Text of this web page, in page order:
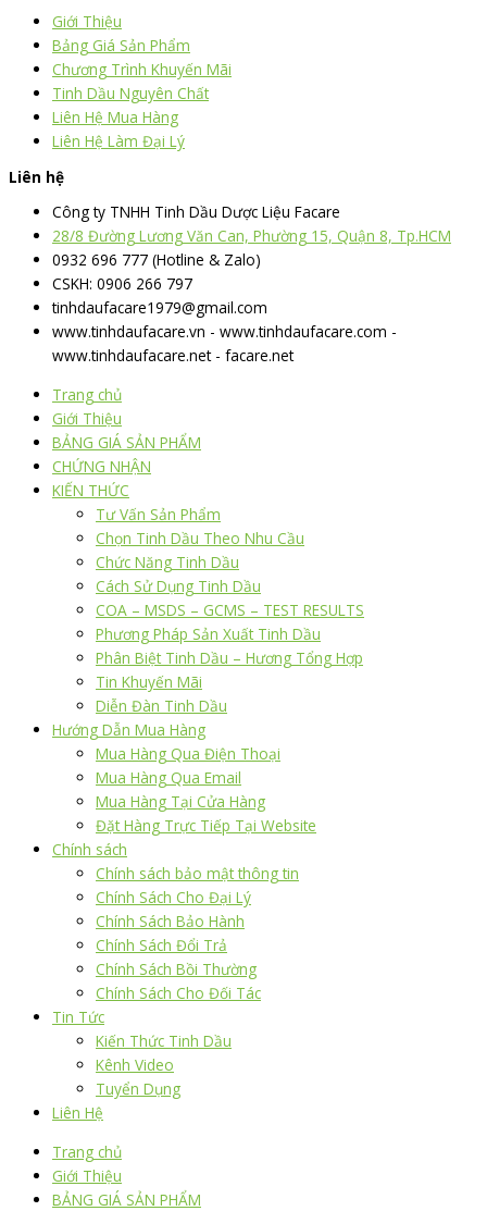
Giới Thiệu
Bảng Giá Sản Phẩm
Chương Trình Khuyến Mãi
Tinh Dầu Nguyên Chất
Liên Hệ Mua Hàng
Liên Hệ Làm Đại Lý
Liên hệ
Công ty TNHH Tinh Dầu Dược Liệu Facare
28/8 Đường Lương Văn Can, Phường 15, Quận 8, Tp.HCM
0932 696 777 (Hotline & Zalo)
CSKH: 0906 266 797
tinhdaufacare1979@gmail.com
www.tinhdaufacare.vn - www.tinhdaufacare.com -
www.tinhdaufacare.net - facare.net
Trang chủ
Giới Thiệu
BẢNG GIÁ SẢN PHẨM
CHỨNG NHẬN
KIẾN THỨC
Tư Vấn Sản Phẩm
Chọn Tinh Dầu Theo Nhu Cầu
Chức Năng Tinh Dầu
Cách Sử Dụng Tinh Dầu
COA – MSDS – GCMS – TEST RESULTS
Phương Pháp Sản Xuất Tinh Dầu
Phân Biệt Tinh Dầu – Hương Tổng Hợp
Tin Khuyến Mãi
Diễn Đàn Tinh Dầu
Hướng Dẫn Mua Hàng
Mua Hàng Qua Điện Thoại
Mua Hàng Qua Email
Mua Hàng Tại Cửa Hàng
Đặt Hàng Trực Tiếp Tại Website
Chính sách
Chính sách bảo mật thông tin
Chính Sách Cho Đại Lý
Chính Sách Bảo Hành
Chính Sách Đổi Trả
Chính Sách Bồi Thường
Chính Sách Cho Đối Tác
Tin Tức
Kiến Thức Tinh Dầu
Kênh Video
Tuyển Dụng
Liên Hệ
Trang chủ
Giới Thiệu
BẢNG GIÁ SẢN PHẨM